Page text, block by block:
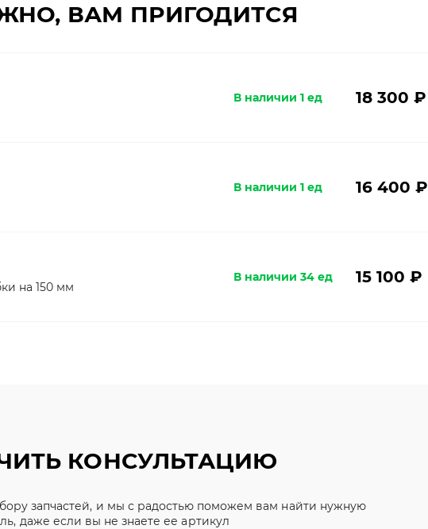
ВАМ ПРИГОДИТСЯ
В наличии 1 ед 18 300 ₽
В наличии 1 ед 16 400 ₽
на 150 мм
В наличии 34 ед 15 100 ₽
КОНСУЛЬТАЦИЮ
запчастей, и мы с радостью поможем вам найти нужную
даже если вы не знаете ее артикул